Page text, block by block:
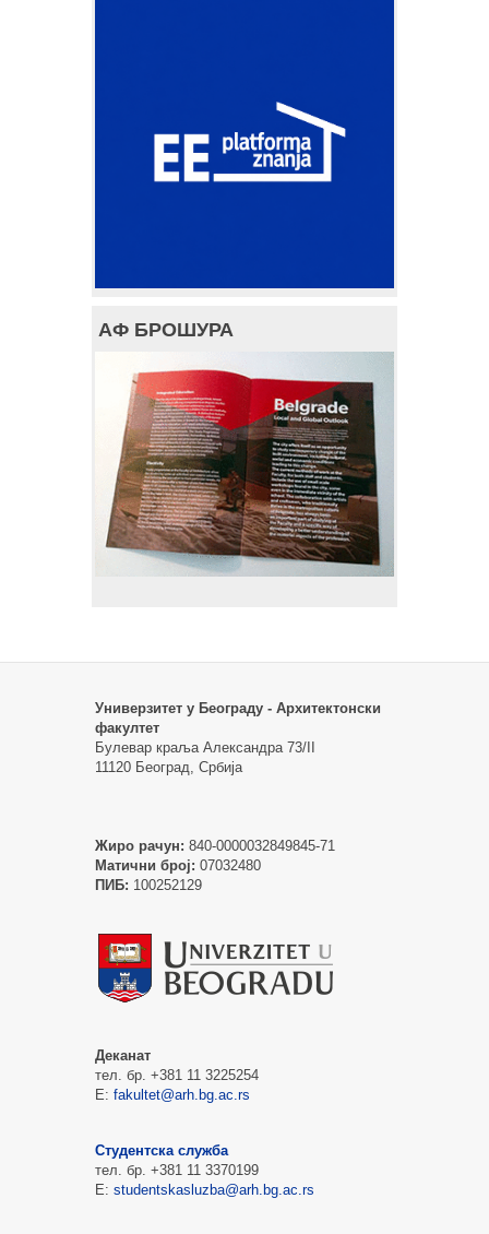
АФ БРОШУРА
Универзитет у Београду - Архитектонски
факултет
Булевар краља Александра 73/II
11120 Београд, Србија
Жиро рачун: 840-0000032849845-71
Матични број: 07032480
ПИБ: 100252129
Деканат
тел. бр. +381 11 3225254
Е: fakultet@arh.bg.ac.rs
Студентска служба
тел. бр. +381 11 3370199
Е: studentskasluzba@arh.bg.ac.rs